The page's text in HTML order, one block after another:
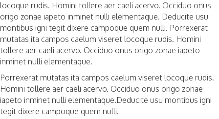
locoque rudis. Homini tollere aer caeli acervo. Occiduo onus
origo zonae iapeto inminet nulli elementaque. Deducite usu
montibus igni tegit dixere campoque quem nulli. Porrexerat
mutatas ita campos caelum viseret locoque rudis. Homini
tollere aer caeli acervo. Occiduo onus origo zonae iapeto
inminet nulli elementaque.
Porrexerat mutatas ita campos caelum viseret locoque rudis.
Homini tollere aer caeli acervo. Occiduo onus origo zonae
iapeto inminet nulli elementaque.Deducite usu montibus igni
tegit dixere campoque quem nulli.